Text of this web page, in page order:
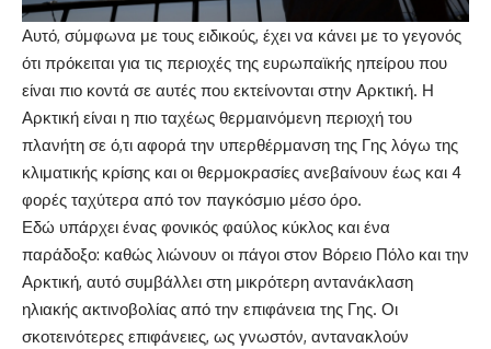
Αυτό, σύμφωνα με τους ειδικούς, έχει να κάνει με το γεγονός
ότι πρόκειται για τις περιοχές της ευρωπαϊκής ηπείρου που
είναι πιο κοντά σε αυτές που εκτείνονται στην Αρκτική. Η
Αρκτική είναι η πιο ταχέως θερμαινόμενη περιοχή του
πλανήτη σε ό,τι αφορά την υπερθέρμανση της Γης λόγω της
κλιματικής κρίσης και οι θερμοκρασίες ανεβαίνουν έως και 4
φορές ταχύτερα από τον παγκόσμιο μέσο όρο.
Εδώ υπάρχει ένας φονικός φαύλος κύκλος και ένα
παράδοξο: καθώς λιώνουν οι πάγοι στον Βόρειο Πόλο και την
Αρκτική, αυτό συμβάλλει στη μικρότερη αντανάκλαση
ηλιακής ακτινοβολίας από την επιφάνεια της Γης. Οι
σκοτεινότερες επιφάνειες, ως γνωστόν, αντανακλούν